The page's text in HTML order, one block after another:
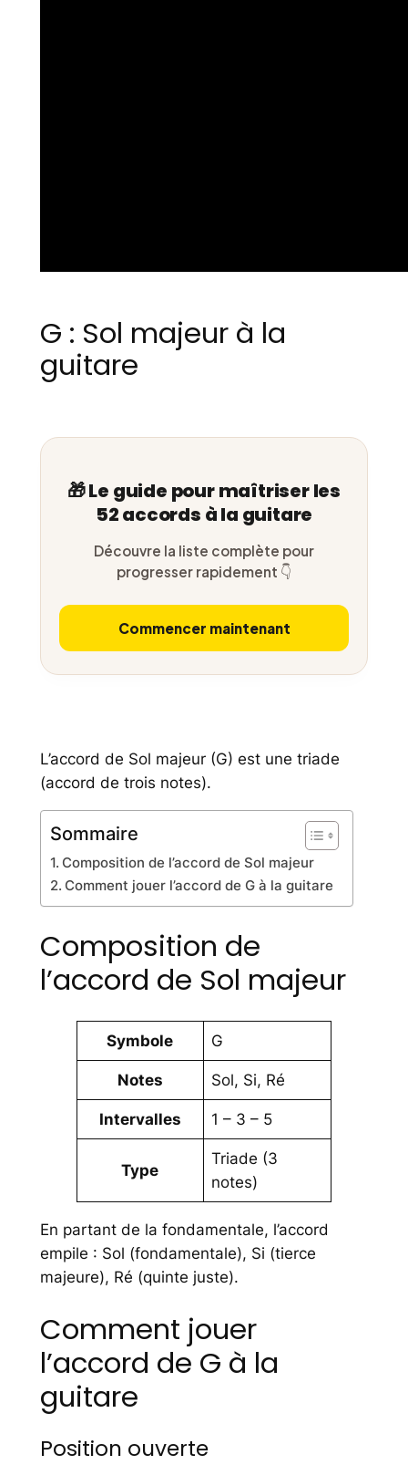
G : Sol majeur à la
guitare
🎁 Le guide pour maîtriser les
52 accords à la guitare
Découvre la liste complète pour
progresser rapidement 👇
Commencer maintenant
L’accord de Sol majeur (G) est une triade
(accord de trois notes).
Sommaire
Composition de l’accord de Sol majeur
Comment jouer l’accord de G à la guitare
Composition de
l’accord de Sol majeur
Symbole G
Notes Sol, Si, Ré
Intervalles 1 – 3 – 5
Type
Triade (3
notes)
En partant de la fondamentale, l’accord
empile : Sol (fondamentale), Si (tierce
majeure), Ré (quinte juste).
Comment jouer
l’accord de G à la
guitare
Position ouverte